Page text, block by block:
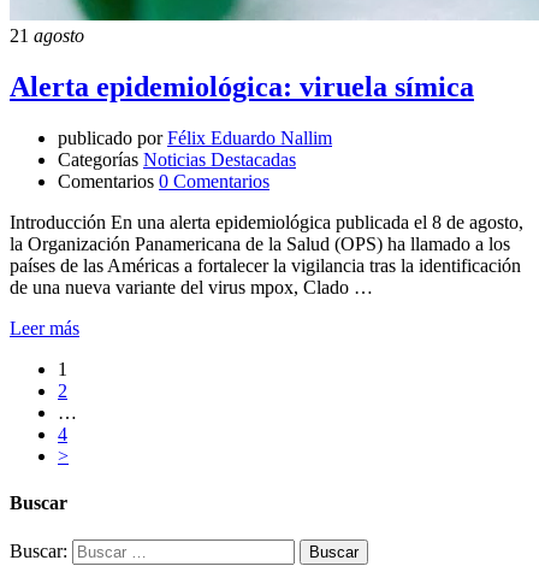
21 agosto
Alerta epidemiológica: viruela símica
publicado por Félix Eduardo Nallim
Categorías Noticias Destacadas
Comentarios 0 Comentarios
Introducción En una alerta epidemiológica publicada el 8 de agosto,
la Organización Panamericana de la Salud (OPS) ha llamado a los
países de las Américas a fortalecer la vigilancia tras la identificación
de una nueva variante del virus mpox, Clado …
Leer más
1
2
…
4
>
Buscar
Buscar: